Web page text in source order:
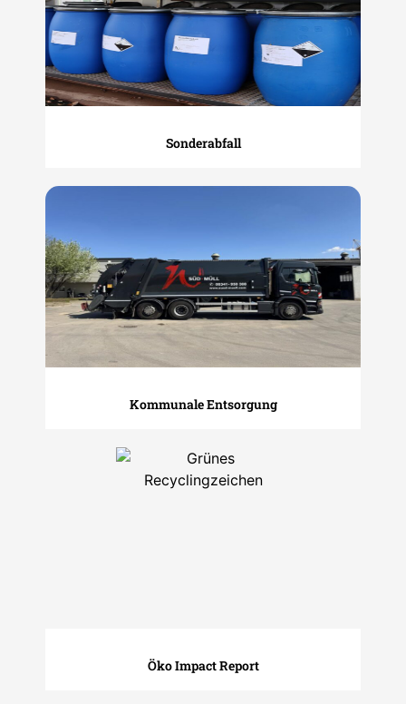
Sonderabfall
Kommunale Entsorgung
Öko Impact Report